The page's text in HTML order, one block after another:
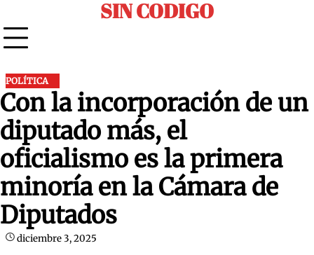
to
content
SIN CODIGO
POLÍTICA
Con la incorporación de un
diputado más, el
oficialismo es la primera
minoría en la Cámara de
Diputados
diciembre 3, 2025